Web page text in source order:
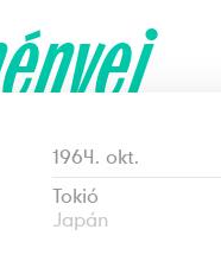
1964. okt.
Tokió
Japán